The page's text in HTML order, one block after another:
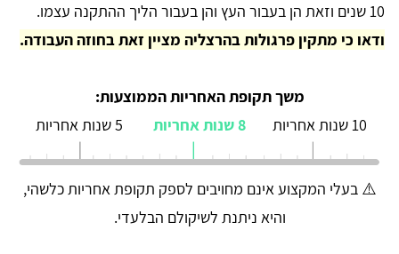
10 שנים וזאת הן בעבור העץ והן בעבור הליך ההתקנה עצמו.
ודאו כי מתקין פרגולות בהרצליה מציין זאת בחוזה העבודה.
משך תקופת האחריות הממוצעות:
10 שנות אחריות
8 שנות אחריות 5 שנות אחריות
⚠️ בעלי המקצוע אינם מחויבים לספק תקופת אחריות כלשהי,
והיא ניתנת לשיקולם הבלעדי.